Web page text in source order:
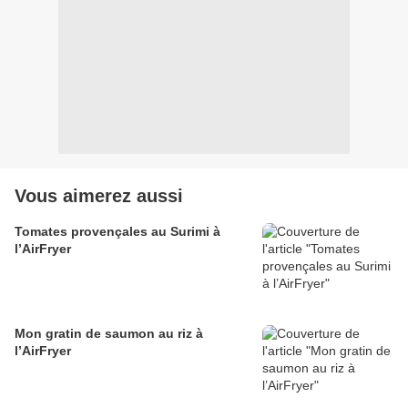
Vous aimerez aussi
Tomates provençales au Surimi à
l’AirFryer
Mon gratin de saumon au riz à
l’AirFryer